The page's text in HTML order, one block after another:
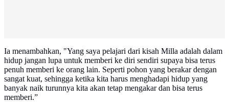
Ia menambahkan, "Yang saya pelajari dari kisah Milla adalah dalam
hidup jangan lupa untuk memberi ke diri sendiri supaya bisa terus
penuh memberi ke orang lain. Seperti pohon yang berakar dengan
sangat kuat, sehingga ketika kita harus menghadapi hidup yang
banyak naik turunnya kita akan tetap mengakar dan bisa terus
memberi.”